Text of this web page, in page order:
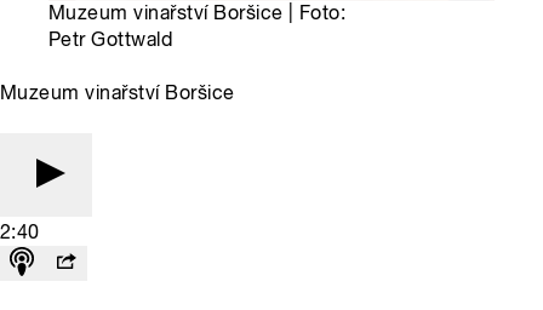
Muzeum vinařství Boršice | Foto:
Petr Gottwald
Muzeum vinařství Boršice
2:40